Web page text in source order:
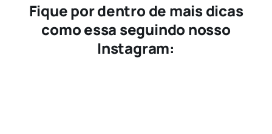
Fique por dentro de mais dicas
como essa seguindo nosso
Instagram: